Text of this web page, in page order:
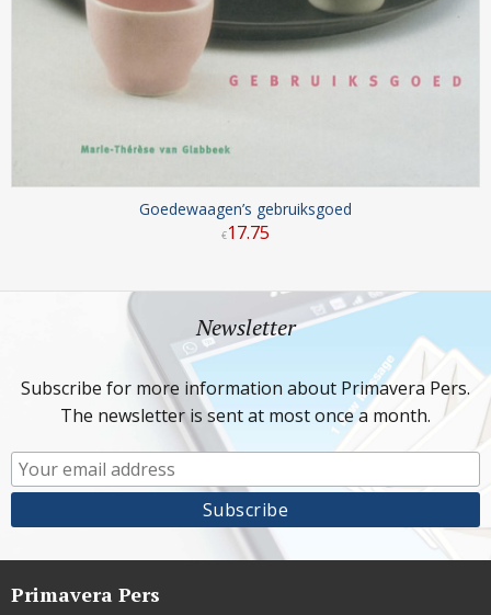
Goedewaagen’s gebruiksgoed
€17.75
Newsletter
Subscribe for more information about Primavera Pers.
The newsletter is sent at most once a month.
Primavera Pers